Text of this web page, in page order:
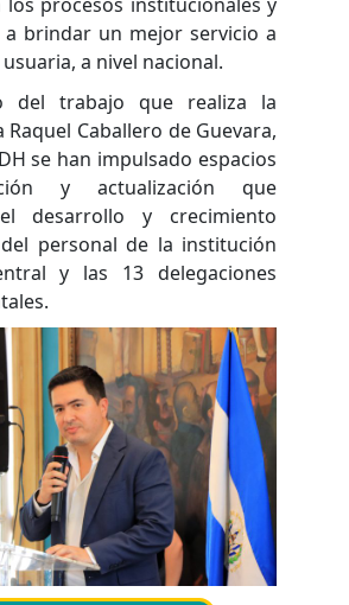
brindar un mejor servicio a
a nivel nacional.
del trabajo que realiza la
Caballero de Guevara,
se han impulsado espacios
y actualización que
desarrollo y crecimiento
personal de la institución
y las 13 delegaciones